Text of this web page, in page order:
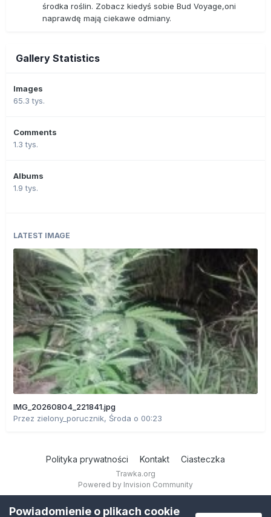
środka roślin. Zobacz kiedyś sobie Bud Voyage,oni
naprawdę mają ciekawe odmiany.
Gallery Statistics
Images
65.3 tys.
Comments
1.3 tys.
Albums
1.9 tys.
LATEST IMAGE
IMG_20260804_221841.jpg
Przez zielony_porucznik, Środa o 00:23
Polityka prywatności Kontakt Ciasteczka
Trawka.org
Powered by Invision Community
Powiadomienie o plikach cookie